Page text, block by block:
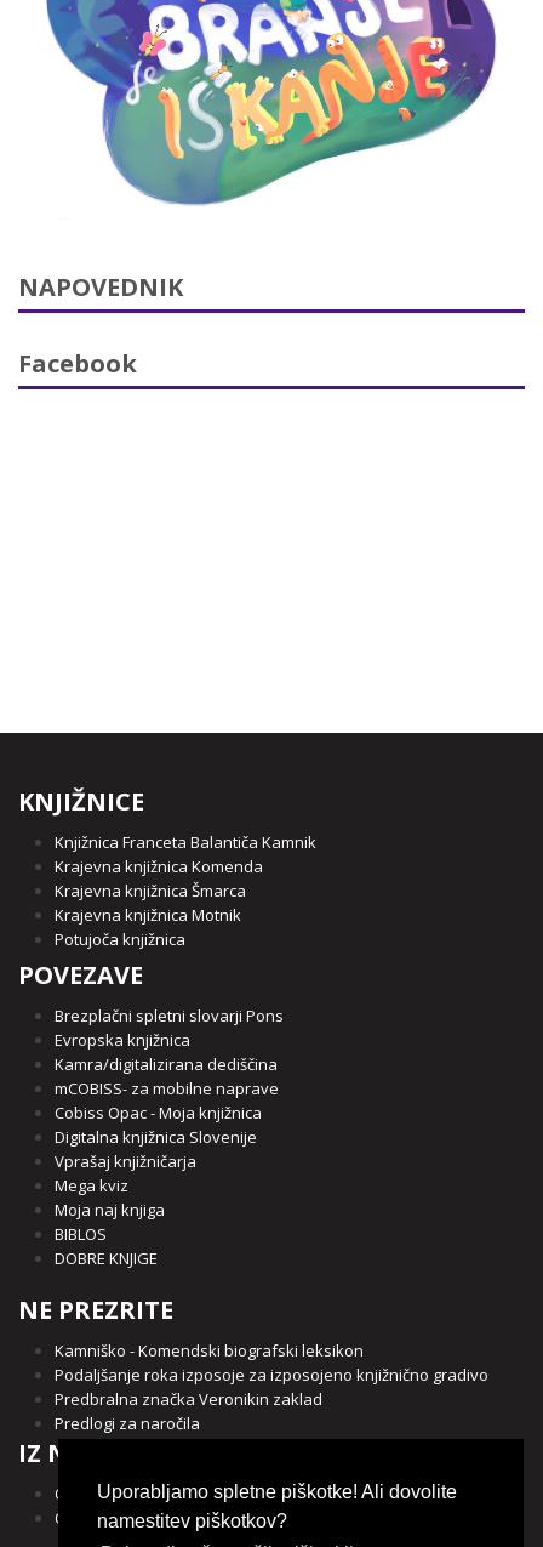
NAPOVEDNIK
Facebook
KNJIŽNICE
Knjižnica Franceta Balantiča Kamnik
Krajevna knjižnica Komenda
Krajevna knjižnica Šmarca
Krajevna knjižnica Motnik
Potujoča knjižnica
POVEZAVE
Brezplačni spletni slovarji Pons
Evropska knjižnica
Kamra/digitalizirana dediščina
mCOBISS- za mobilne naprave
Cobiss Opac - Moja knjižnica
Digitalna knjižnica Slovenije
Vprašaj knjižničarja
Mega kviz
Moja naj knjiga
BIBLOS
DOBRE KNJIGE
NE PREZRITE
Kamniško - Komendski biografski leksikon
Podaljšanje roka izposoje za izposojeno knjižnično gradivo
Predbralna značka Veronikin zaklad
Predlogi za naročila
IZ NAŠE OBČINE
Občina Kamnik
Občina Komenda
Uporabljamo spletne piškotke! Ali dovolite
namestitev piškotkov?